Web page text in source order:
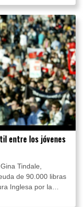
entre los jóvenes
Tindale,
de 90.000 libras
Inglesa por la
que